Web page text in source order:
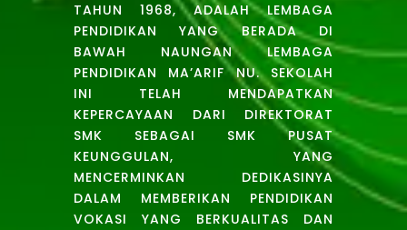
TAHUN 1968, ADALAH LEMBAGA
PENDIDIKAN YANG BERADA DI
BAWAH NAUNGAN LEMBAGA
PENDIDIKAN MA’ARIF NU. SEKOLAH
INI TELAH MENDAPATKAN
KEPERCAYAAN DARI DIREKTORAT
SMK SEBAGAI SMK PUSAT
KEUNGGULAN, YANG
MENCERMINKAN DEDIKASINYA
DALAM MEMBERIKAN PENDIDIKAN
VOKASI YANG BERKUALITAS DAN